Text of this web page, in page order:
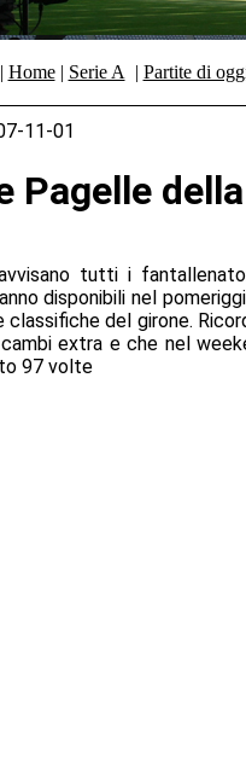
| Home| Serie A | Partite di
11-01
Pagelle
tutti i
disponibili nel
classifiche del girone.
extra e che nel
97 volte